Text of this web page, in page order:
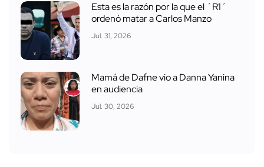
Esta es la razón por la que el ´R1´
ordenó matar a Carlos Manzo
Jul. 31, 2026
Mamá de Dafne vio a Danna Yanina
en audiencia
Jul. 30, 2026